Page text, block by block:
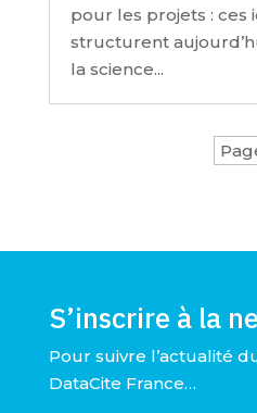
pour les projets : ces
structurent
la science...
S’inscrire à la
Pour suivre l’actualité
DataCite France…